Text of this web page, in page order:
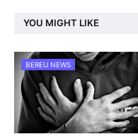
YOU MIGHT LIKE
BEREU NEWS